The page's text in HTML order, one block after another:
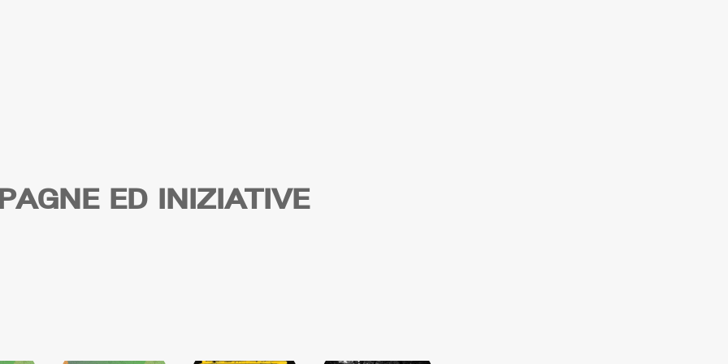
ED INIZIATIVE